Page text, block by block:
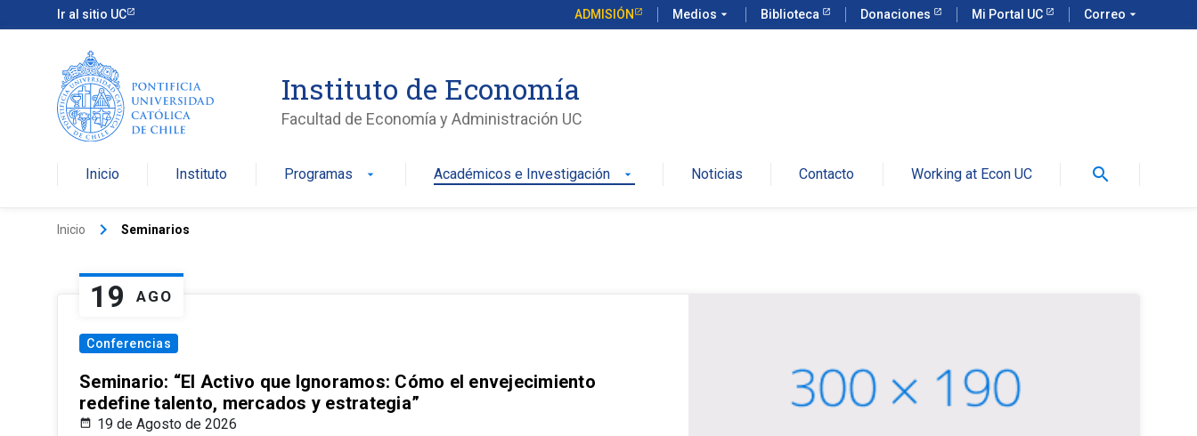
Ir al sitio UC ADMISIÓN Medios arrow_drop_down Biblioteca Donaciones Mi Portal UC Correo arrow_drop_down
Instituto de Economía
Facultad de Economía y Administración UC
Inicio Instituto Programas arrow_drop_down Académicos e Investigación arrow_drop_down Noticias Contacto Working at Econ UC search
Inicio keyboard_arrow_right Seminarios
19 AGO
Conferencias
Seminario: “El Activo que Ignoramos: Cómo el envejecimiento
redefine talento, mercados y estrategia”
19 de Agosto de 2026